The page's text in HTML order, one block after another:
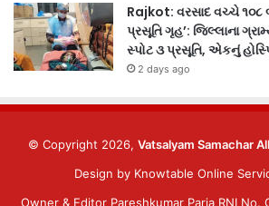
Rajkot: વરસાદ વચ્ચે
પ્રસૂતિ ગૃહ’: જિલ્લાના
સ્પોટ ૩ પ્રસૂતિ, એકનું
2 days ago
© Copyright 2026, Vatsalyam Samachar
Design by Knowtable Online
Owner & Editor Pareshkumar Paria RNI No.